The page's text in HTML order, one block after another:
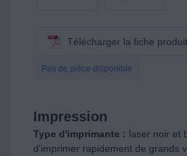
Télécharger la fiche produit
Pas de pièce disponible
Impression
Type d'imprimante : laser noir et
d'imprimer rapidement de grands